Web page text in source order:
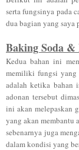
serta fungsinya pada
dua bagian yang saya
Baking Soda &
Kedua bahan ini
memiliki fungsi yang
adalah ketika bahan
adonan tersebut
ini akan melepaskan
yang akan membantu
sebenarnya juga
dalam kondisi yang